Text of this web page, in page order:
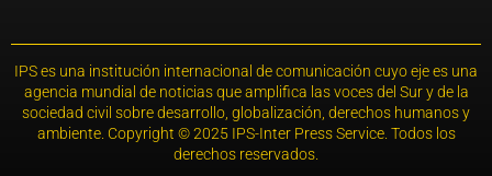
IPS es una institución internacional de comunicación cuyo eje es una
agencia mundial de noticias que amplifica las voces del Sur y de la
sociedad civil sobre desarrollo, globalización, derechos humanos y
ambiente. Copyright © 2025 IPS-Inter Press Service. Todos los
derechos reservados.